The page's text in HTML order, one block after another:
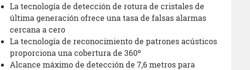
La tecnología de detección de rotura de cristales de
última generación ofrece una tasa de falsas alarmas
cercana a cero
La tecnología de reconocimiento de patrones acústicos
proporciona una cobertura de 360º
Alcance máximo de detección de 7,6 metros para